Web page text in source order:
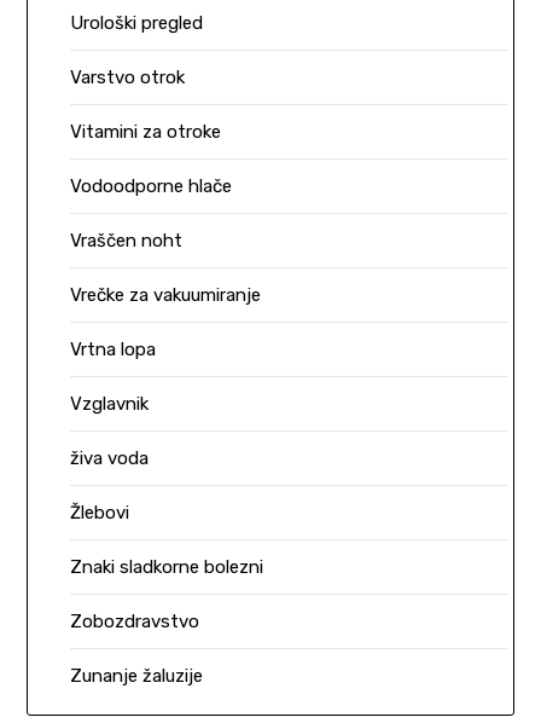
Urološki pregled
Varstvo otrok
Vitamini za otroke
Vodoodporne hlače
Vraščen noht
Vrečke za vakuumiranje
Vrtna lopa
Vzglavnik
živa voda
Žlebovi
Znaki sladkorne bolezni
Zobozdravstvo
Zunanje žaluzije